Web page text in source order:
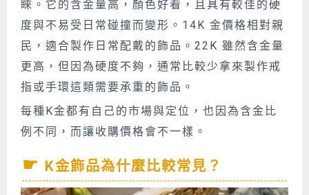
睞。它的含金量高，顏色好看， 且具有較佳的硬
度與不易受日常碰撞而變形 。 14K 金價格相對親
民，適合製作日常配戴的飾品 。22K 雖然含金量
更高，但因為硬度不夠，通常比較少拿來製作戒
指或手環這類需要承重的飾品。
每種K金都有自己的市場與定位，也因為含金比
例不同，而讓收購價格會不一樣。
K金飾品為什麼比較常見？